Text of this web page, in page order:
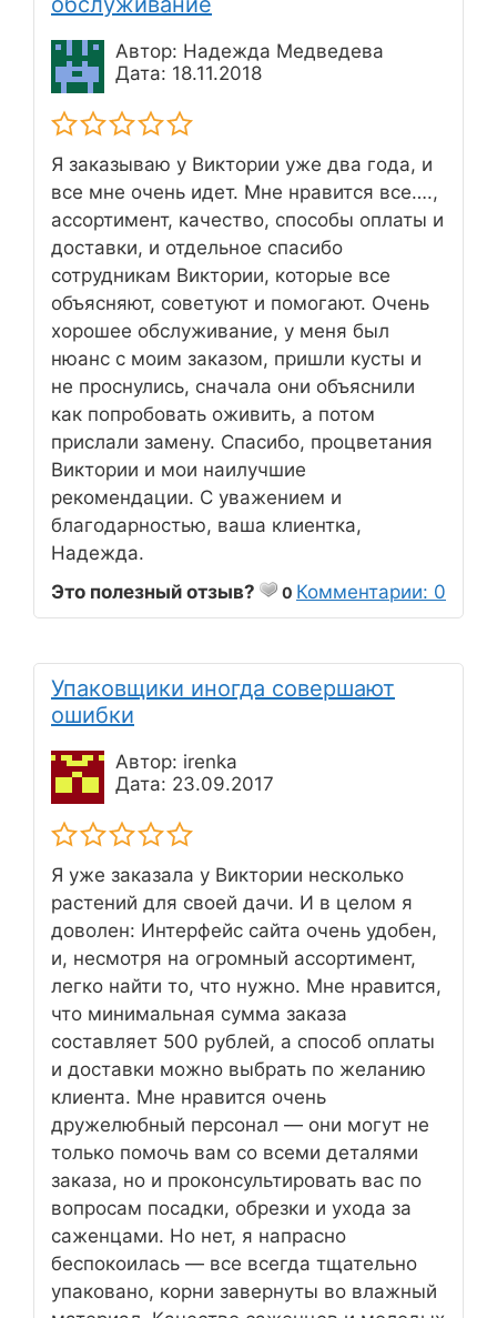
Автор: Надежда Медведева
Дата: 18.11.2018
Я заказываю у Виктории уже два года, и
все мне очень идет. Мне нравится все….,
ассортимент, качество, способы оплаты и
доставки, и отдельное спасибо
сотрудникам Виктории, которые все
объясняют, советуют и помогают. Очень
хорошее обслуживание, у меня был
нюанс с моим заказом, пришли кусты и
не проснулись, сначала они объяснили
как попробовать оживить, а потом
прислали замену. Спасибо, процветания
Виктории и мои наилучшие
рекомендации. С уважением и
благодарностью, ваша клиентка,
Надежда.
Это полезный отзыв?
0 Комментарии: 0
Упаковщики иногда совершают
ошибки
Автор: irenka
Дата: 23.09.2017
Я уже заказала у Виктории несколько
растений для своей дачи. И в целом я
доволен: Интерфейс сайта очень удобен,
и, несмотря на огромный ассортимент,
легко найти то, что нужно. Мне нравится,
что минимальная сумма заказа
составляет 500 рублей, а способ оплаты
и доставки можно выбрать по желанию
клиента. Мне нравится очень
дружелюбный персонал — они могут не
только помочь вам со всеми деталями
заказа, но и проконсультировать вас по
вопросам посадки, обрезки и ухода за
саженцами. Но нет, я напрасно
беспокоилась — все всегда тщательно
упаковано, корни завернуты во влажный